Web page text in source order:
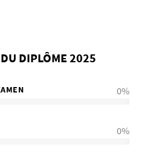
DIPLÔME 2025
0%
0%